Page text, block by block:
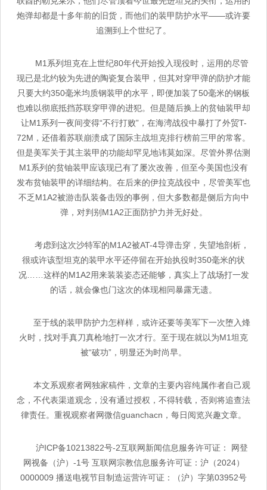
炮弹却都是十多年前的旧货，而他们的装甲防护水平——或许要
追溯到上个世纪了。
M1系列坦克在上世纪80年代开始投入现役时，运用的尽管
现已是北约较为先进的陶瓷复合装甲，但其对穿甲弹的防护才能
只要大约350毫米均质钢装甲的水平，即便加装了50毫米的钢板
也难以彻底抵挡苏联穿甲弹的进犯。但是随后换上的贫铀装甲却
让M1系列一夜间变得“不行打败”，在海湾战役中暴打了外贸T-
72M，还借着苏联崩溃成了国际主战坦克排行榜前三甲的常客。
但是美军关于其主装甲的功能却罕见地讳莫如深。尽管外界估测
M1系列的贫铀装甲应该现已有了屡次改善，但至今美国也没有
发布贫铀装甲的详细结构。在后来的伊拉克战役中，尽管美军也
不乏M1A2被游击队装备击毁的事例，但大多数都是侧后方向中
弹，对判别M1A2正面防护力并无好处。
考虑到这次沙特军的M1A2被AT-4导弹击穿，失望地剖析，
很或许该型坦克的装甲水平还停留在开始执役时350毫米的状
况……这样的M1A2用来装装姿态还能够，真实上了战场打一发
的话，就会像也门这次的体现相同暴露无遗。
至于线的装甲防护力怎样样，或许还要等美军下一次堕入烽
火时，找对手真刀真枪地打一次才行。至于现在就以为M1坦克
被“破功”，明显还为时尚早。
本文系观察者网独家稿件，文章的主要内容纯属作者自己观
念，不代表渠道观念，没有通过授权，不得转载，否则将追查法
律责任。重视观察者网微信guanchacn，每日阅览兴趣文章。
沪ICP备10213822号-2互联网新闻信息服务许可证： 网登
网视备（沪）-1号 互联网宗教信息服务许可证：沪（2024）
0000009 播送电视节目制造运营许可证：（沪）字第03952号